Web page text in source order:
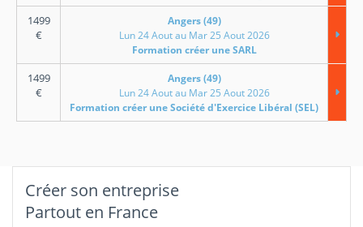
1499
€
Angers (49)
Lun 24 Aout au Mar 25 Aout 2026
Formation créer une SARL
1499
€
Angers (49)
Lun 24 Aout au Mar 25 Aout 2026
Formation créer une Société d'Exercice Libéral (SEL)
Créer son entreprise
Partout en France